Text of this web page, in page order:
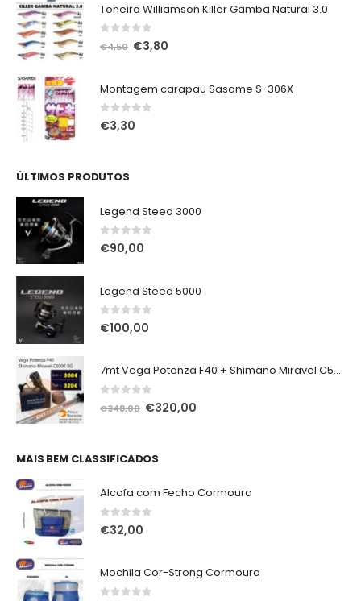
Toneira Williamson Killer Gamba Natural 3.0
out of 5
€4,50 O
era:
€4,50.
€3,80
é:
Montagem carapau Sasame S-306X
0out of 5
€3,30
ÚLTIMOS PRODUTOS
Legend Steed 3000
0out of 5
€90,00
Legend Steed 5000
0out of 5
€100,00
7mt Vega Potenza F40 + Shimano Miravel C5000 XG
€348,00 O
era:
€320,00
MAIS BEM CLASSIFICADOS
Alcofa com Fecho Cormoura
0out of 5
€32,00
Mochila Cor-Strong Cormoura